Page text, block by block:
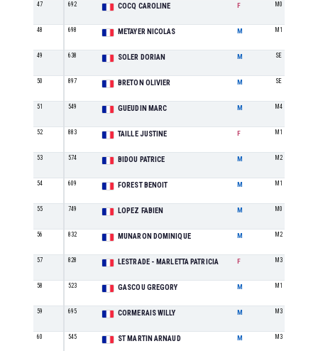
47 692 COCQ CAROLINE F M0
48 698 METAYER NICOLAS M M1
49 638 SOLER DORIAN M SE
50 897 BRETON OLIVIER M SE
51 549 GUEUDIN MARC M M4
52 883 TAILLE JUSTINE F M1
53 574 BIDOU PATRICE M M2
54 609 FOREST BENOIT M M1
55 749 LOPEZ FABIEN M M0
56 832 MUNARON DOMINIQUE M M2
57 828 LESTRADE - MARLETTA PATRICIA F M3
58 523 GASCOU GREGORY M M1
59 695 CORMERAIS WILLY M M3
60 545 ST MARTIN ARNAUD M M3